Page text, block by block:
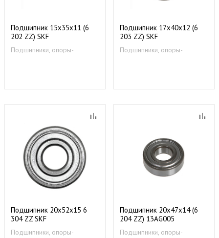
Подшипник 15х35х11 (6
202 ZZ) SKF
Подшипники, опоры-
Подшипник 17х40х12 (6
203 ZZ) SKF
Подшипники, опоры-
Подшипник 20x52x15 6
304 ZZ SKF
Подшипники, опоры-
Подшипник 20х47х14 (6
204 ZZ) 13AG005
Подшипники, опоры-